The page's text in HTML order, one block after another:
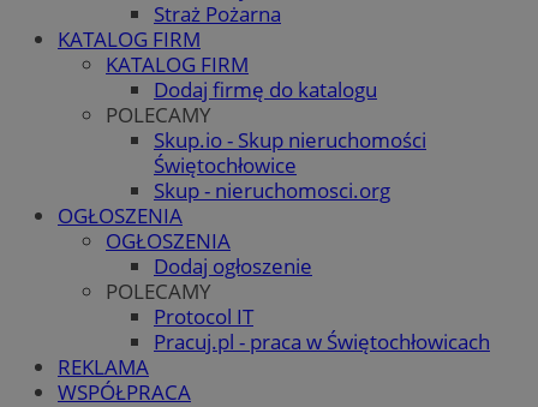
Straż Pożarna
KATALOG FIRM
KATALOG FIRM
Dodaj firmę do katalogu
POLECAMY
Skup.io - Skup nieruchomości
Świętochłowice
Skup - nieruchomosci.org
OGŁOSZENIA
OGŁOSZENIA
Dodaj ogłoszenie
POLECAMY
Protocol IT
Pracuj.pl - praca w Świętochłowicach
REKLAMA
WSPÓŁPRACA